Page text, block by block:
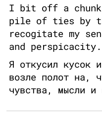
I bit off a chunk
pile of ties by
recogitate my
and perspicacity.
Я откусил кусок
возле полот на,
чувства, мысли и